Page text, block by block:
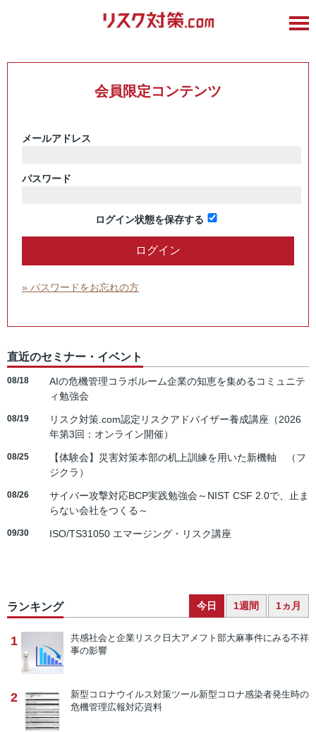
会員限定コンテンツ
メールアドレス
パスワード
ログイン状態を保存する
» パスワードをお忘れの方
直近のセミナー・イベント
08/18
AIの危機管理コラボルーム企業の知恵を集めるコミュニテ
ィ勉強会
08/19
リスク対策.com認定リスクアドバイザー養成講座（2026
年第3回：オンライン開催）
08/25
【体験会】災害対策本部の机上訓練を用いた新機軸 （フ
ジクラ）
08/26
サイバー攻撃対応BCP実践勉強会～NIST CSF 2.0で、止ま
らない会社をつくる～
09/30 ISO/TS31050 エマージング・リスク講座
ランキング 今日 1週間 1ヵ月
1 共感社会と企業リスク 日大アメフト部大麻事件にみる不祥
事の影響
2 新型コロナウイルス対策ツール新型コロナ感染者発生時の
危機管理広報対応資料